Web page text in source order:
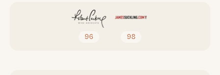
96 98